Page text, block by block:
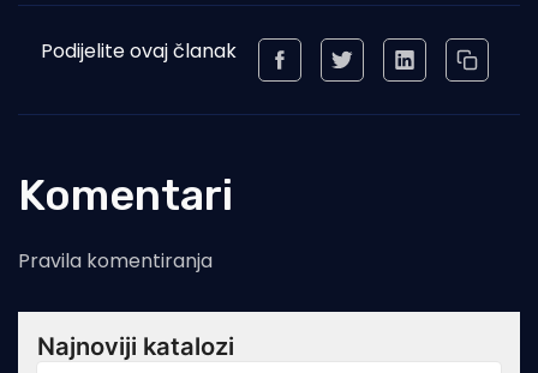
Podijelite ovaj članak
Komentari
Pravila komentiranja